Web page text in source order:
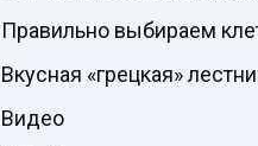
Правильно выбираем
Вкусная «грецкая»
Видео